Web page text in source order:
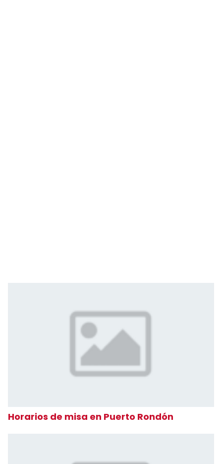
Horarios de misa en Puerto Rondón